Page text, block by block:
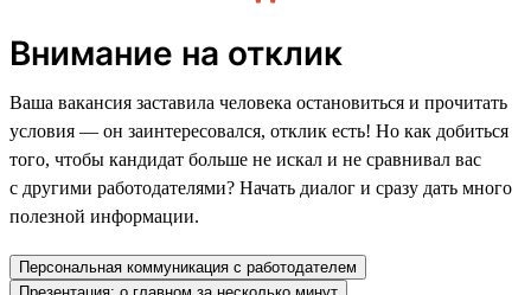
Внимание на отклик
Ваша вакансия заставила человека остановиться и прочитать
условия — он заинтересовался, отклик есть! Но как добиться
того, чтобы кандидат больше не искал и не сравнивал вас
с другими работодателями? Начать диалог и сразу дать много
полезной информации.
Персональная коммуникация с работодателем